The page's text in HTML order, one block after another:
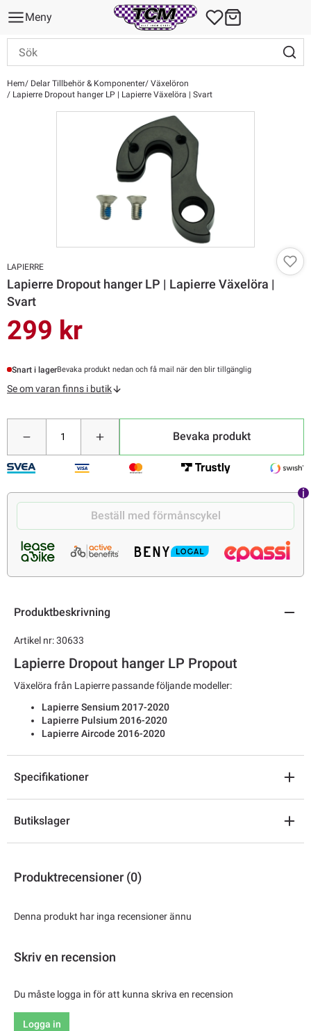
Meny
Hem Delar Tillbehör & Komponenter Växelöron
Lapierre Dropout hanger LP | Lapierre Växelöra | Svart
LAPIERRE
Lapierre Dropout hanger LP | Lapierre Växelöra |
Svart
299 kr
Snart i lagerBevaka produkt nedan och få mail när den blir tillgänglig
Se om varan finns i butik
Bevaka produkt
Beställ med förmånscykel
Produktbeskrivning
Artikel nr: 30633
Lapierre Dropout hanger LP Propout
Växelöra från Lapierre passande följande modeller:
Lapierre Sensium 2017-2020
Lapierre Pulsium 2016-2020
Lapierre Aircode 2016-2020
Specifikationer
Butikslager
Produktrecensioner (0)
Denna produkt har inga recensioner ännu
Skriv en recension
Du måste logga in för att kunna skriva en recension
Logga in